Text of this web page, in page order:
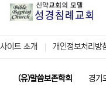
사이트 소개 개인정보처리방
(유)말씀보존학회 경기